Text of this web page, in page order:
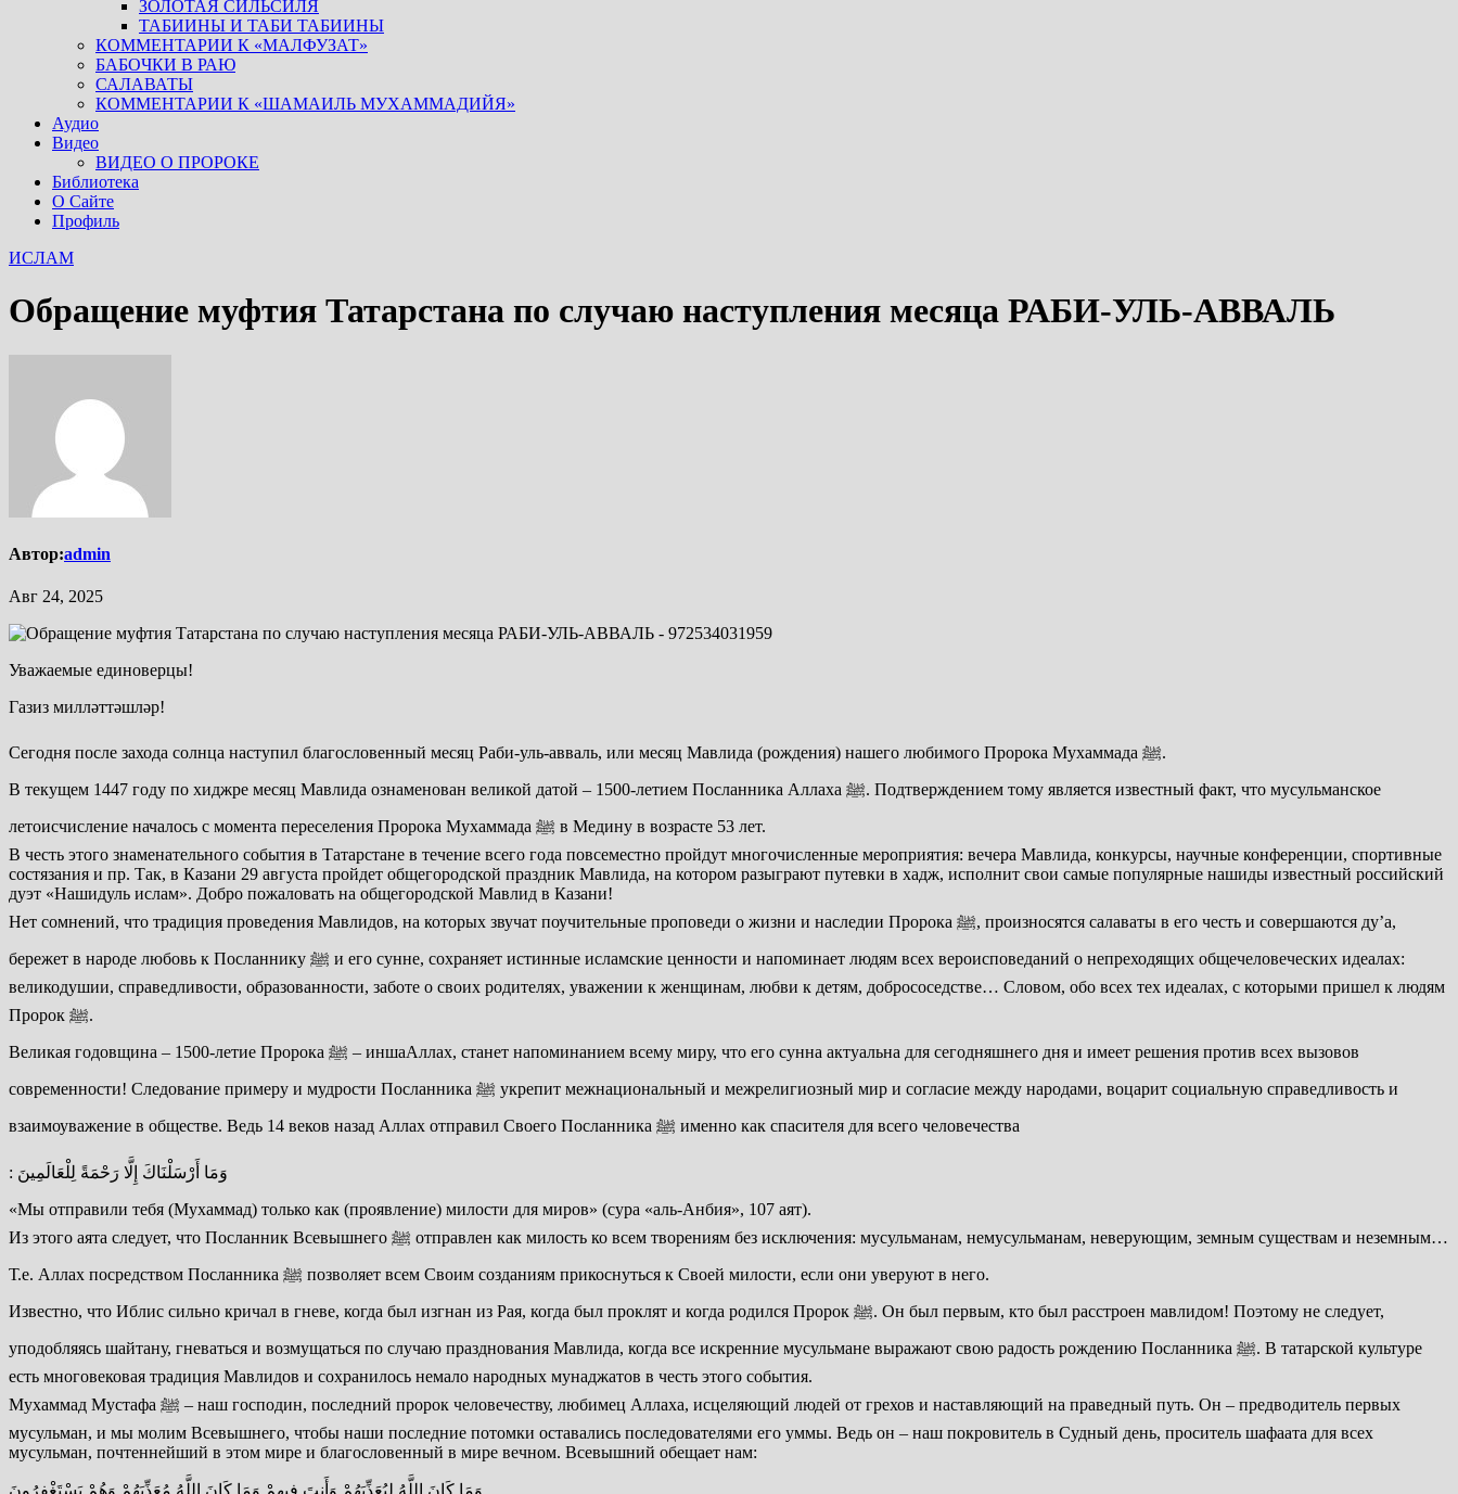
ЗОЛОТАЯ СИЛЬСИЛЯ
ТАБИИНЫ И ТАБИ ТАБИИНЫ
КОММЕНТАРИИ К «МАЛФУЗАТ»
БАБОЧКИ В РАЮ
САЛАВАТЫ
КОММЕНТАРИИ К «ШАМАИЛЬ МУХАММАДИЙЯ»
Аудио
Видео
ВИДЕО О ПРОРОКЕ
Библиотека
О Сайте
Профиль
ИСЛАМ
Обращение муфтия Татарстана по случаю наступления месяца РАБИ-УЛЬ-АВВАЛЬ
Автор:admin
Авг 24, 2025
Уважаемые единоверцы!
Газиз милләттәшләр!
Сегодня после захода солнца наступил благословенный месяц Раби-уль-авваль, или месяц Мавлида (рождения) нашего любимого Пророка Мухаммада ﷺ.
В текущем 1447 году по хиджре месяц Мавлида ознаменован великой датой – 1500-летием Посланника Аллаха ﷺ. Подтверждением тому является известный факт, что мусульманское
летоисчисление началось с момента переселения Пророка Мухаммада ﷺ в Медину в возрасте 53 лет.
В честь этого знаменательного события в Татарстане в течение всего года повсеместно пройдут многочисленные мероприятия: вечера Мавлида, конкурсы, научные конференции, спортивные
состязания и пр. Так, в Казани 29 августа пройдет общегородской праздник Мавлида, на котором разыграют путевки в хадж, исполнит свои самые популярные нашиды известный российский
дуэт «Нашидуль ислам». Добро пожаловать на общегородской Мавлид в Казани!
Нет сомнений, что традиция проведения Мавлидов, на которых звучат поучительные проповеди о жизни и наследии Пророка ﷺ, произносятся салаваты в его честь и совершаются ду’а,
бережет в народе любовь к Посланнику ﷺ и его сунне, сохраняет истинные исламские ценности и напоминает людям всех вероисповеданий о непреходящих общечеловеческих идеалах:
великодушии, справедливости, образованности, заботе о своих родителях, уважении к женщинам, любви к детям, добрососедстве… Словом, обо всех тех идеалах, с которыми пришел к людям
Пророк ﷺ.
Великая годовщина – 1500-летие Пророка ﷺ – иншаАллах, станет напоминанием всему миру, что его сунна актуальна для сегодняшнего дня и имеет решения против всех вызовов
современности! Следование примеру и мудрости Посланника ﷺ укрепит межнациональный и межрелигиозный мир и согласие между народами, воцарит социальную справедливость и
взаимоуважение в обществе. Ведь 14 веков назад Аллах отправил Своего Посланника ﷺ именно как спасителя для всего человечества
: وَمَا أَرْسَلْنَاكَ إِلَّا رَحْمَةً لِلْعَالَمِينَ
«Мы отправили тебя (Мухаммад) только как (проявление) милости для миров» (сура «аль-Анбия», 107 аят).
Из этого аята следует, что Посланник Всевышнего ﷺ отправлен как милость ко всем творениям без исключения: мусульманам, немусульманам, неверующим, земным существам и неземным…
Т.е. Аллах посредством Посланника ﷺ позволяет всем Своим созданиям прикоснуться к Своей милости, если они уверуют в него.
Известно, что Иблис сильно кричал в гневе, когда был изгнан из Рая, когда был проклят и когда родился Пророк ﷺ. Он был первым, кто был расстроен мавлидом! Поэтому не следует,
уподобляясь шайтану, гневаться и возмущаться по случаю празднования Мавлида, когда все искренние мусульмане выражают свою радость рождению Посланника ﷺ. В татарской культуре
есть многовековая традиция Мавлидов и сохранилось немало народных мунаджатов в честь этого события.
Мухаммад Мустафа ﷺ – наш господин, последний пророк человечеству, любимец Аллаха, исцеляющий людей от грехов и наставляющий на праведный путь. Он – предводитель первых
мусульман, и мы молим Всевышнего, чтобы наши последние потомки оставались последователями его уммы. Ведь он – наш покровитель в Судный день, проситель шафаата для всех
мусульман, почтеннейший в этом мире и благословенный в мире вечном. Всевышний обещает нам: